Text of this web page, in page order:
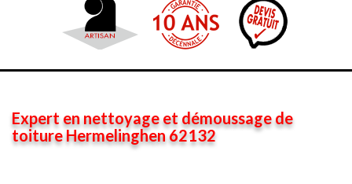
Expert en nettoyage et démoussage de
toiture Hermelinghen 62132